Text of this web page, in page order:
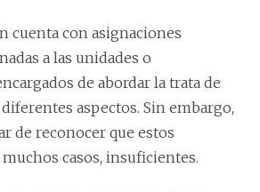
cuenta con asignaciones
a las unidades o
de abordar la trata de
aspectos. Sin embargo,
de reconocer que estos
casos, insuficientes.